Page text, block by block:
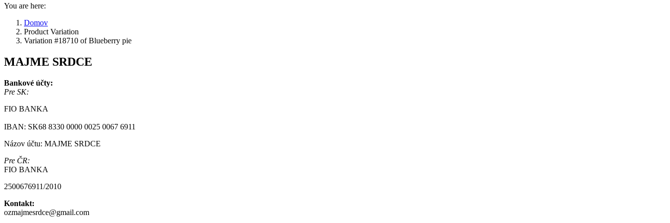
You are here:
Domov
Product Variation
Variation #18710 of Blueberry pie
MAJME SRDCE
Bankové účty:
Pre SK:
FIO BANKA
IBAN: SK68 8330 0000 0025 0067 6911
Názov účtu: MAJME SRDCE
Pre ČR:
FIO BANKA
2500676911/2010
Kontakt:
ozmajmesrdce@gmail.com